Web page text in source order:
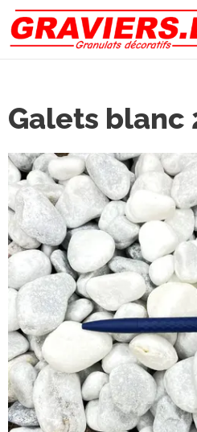
Galets